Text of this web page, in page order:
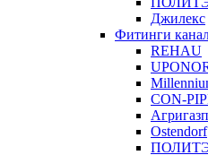
Джилекс
Фитинги
REHAU
CON-
Ostendorf